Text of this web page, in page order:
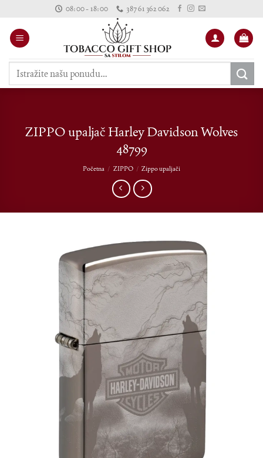
content
08:00 - 18:00 387 61 362 062
Pretraži:
ZIPPO upaljač Harley Davidson Wolves
48799
Početna / ZIPPO / Zippo upaljači